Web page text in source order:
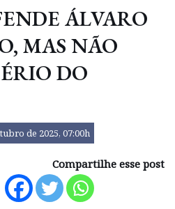
ÁLVARO
MAS NÃO
DO
de 2025, 07:00h
Compartilhe esse post